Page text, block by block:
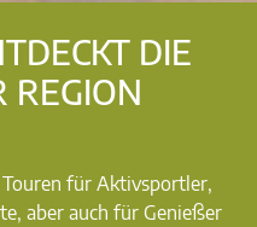
DIE
REGION
für Aktivsportler,
aber auch für Genießer